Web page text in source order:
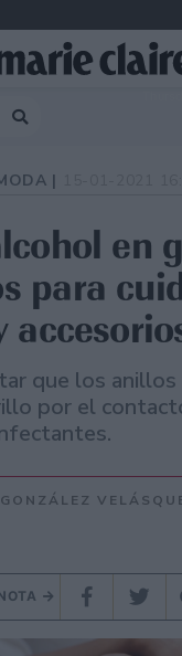
|
en
para
que los anillos
por el